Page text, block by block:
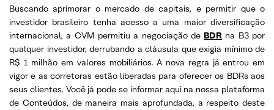
Buscando aprimorar o mercado de capitais, e permitir que o
investidor brasileiro tenha acesso a uma maior diversificação
internacional, a CVM permitiu a negociação de BDR na B3 por
qualquer investidor, derrubando a cláusula que exigia mínimo de
R$ 1 milhão em valores mobiliários. A nova regra já entrou em
vigor e as corretoras estão liberadas para oferecer os BDRs aos
seus clientes. Você já pode se informar aqui na nossa plataforma
de Conteúdos, de maneira mais aprofundada, a respeito deste